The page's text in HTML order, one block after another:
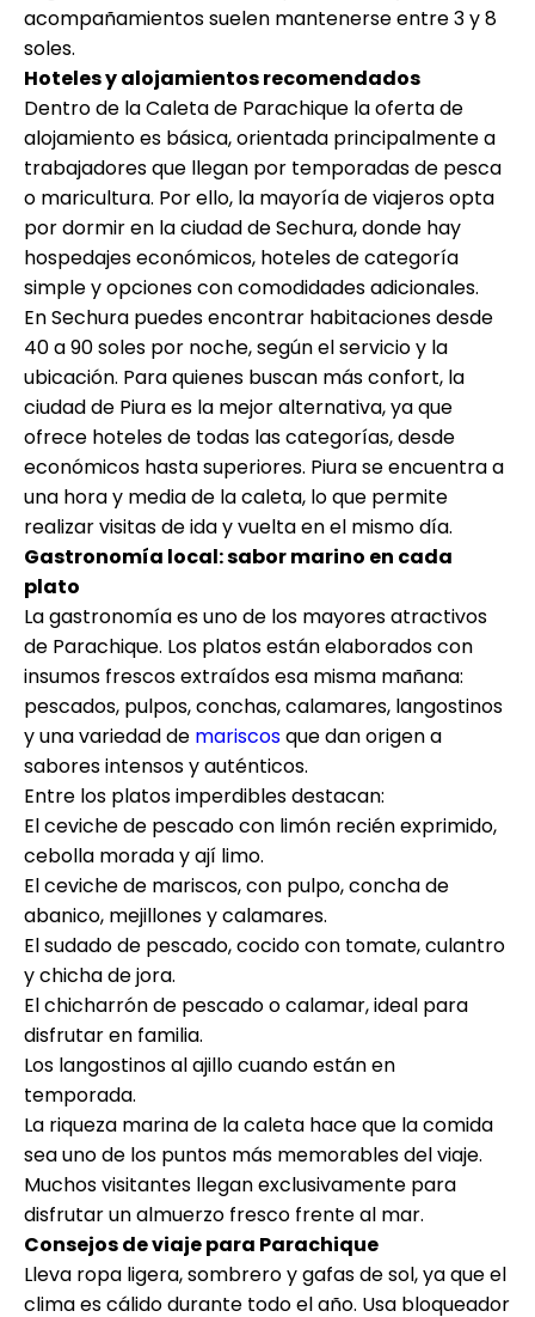
acompañamientos suelen mantenerse entre 3 y 8
soles.
Hoteles y alojamientos recomendados
Dentro de la Caleta de Parachique la oferta de
alojamiento es básica, orientada principalmente a
trabajadores que llegan por temporadas de pesca
o maricultura. Por ello, la mayoría de viajeros opta
por dormir en la ciudad de Sechura, donde hay
hospedajes económicos, hoteles de categoría
simple y opciones con comodidades adicionales.
En Sechura puedes encontrar habitaciones desde
40 a 90 soles por noche, según el servicio y la
ubicación. Para quienes buscan más confort, la
ciudad de Piura es la mejor alternativa, ya que
ofrece hoteles de todas las categorías, desde
económicos hasta superiores. Piura se encuentra a
una hora y media de la caleta, lo que permite
realizar visitas de ida y vuelta en el mismo día.
Gastronomía local: sabor marino en cada
plato
La gastronomía es uno de los mayores atractivos
de Parachique. Los platos están elaborados con
insumos frescos extraídos esa misma mañana:
pescados, pulpos, conchas, calamares, langostinos
y una variedad de mariscosque dan origen a
sabores intensos y auténticos.
Entre los platos imperdibles destacan:
El ceviche de pescado con limón recién exprimido,
cebolla morada y ají limo.
El ceviche de mariscos, con pulpo, concha de
abanico, mejillones y calamares.
El sudado de pescado, cocido con tomate, culantro
y chicha de jora.
El chicharrón de pescado o calamar, ideal para
disfrutar en familia.
Los langostinos al ajillo cuando están en
temporada.
La riqueza marina de la caleta hace que la comida
sea uno de los puntos más memorables del viaje.
Muchos visitantes llegan exclusivamente para
disfrutar un almuerzo fresco frente al mar.
Consejos de viaje para Parachique
Lleva ropa ligera, sombrero y gafas de sol, ya que el
clima es cálido durante todo el año. Usa bloqueador